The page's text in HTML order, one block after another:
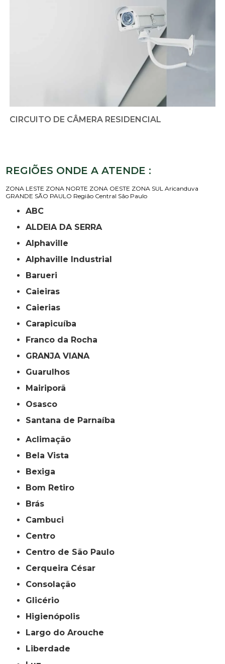
CIRCUITO DE CÂMERA RESIDENCIAL
REGIÕES ONDE A ATENDE :
ZONA LESTE ZONA NORTE ZONA OESTE ZONA SUL Aricanduva
GRANDE SÃO PAULO Região Central São Paulo
ABC
ALDEIA DA SERRA
Alphaville
Alphaville Industrial
Barueri
Caieiras
Caierias
Carapicuíba
Franco da Rocha
GRANJA VIANA
Guarulhos
Mairiporã
Osasco
Santana de Parnaíba
Aclimação
Bela Vista
Bexiga
Bom Retiro
Brás
Cambuci
Centro
Centro de São Paulo
Cerqueira César
Consolação
Glicério
Higienópolis
Largo do Arouche
Liberdade